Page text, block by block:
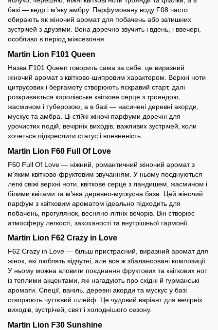
базі — кедр і м’яку амбру. Парфумовану воду F08 часто
обирають як жіночий аромат для побачень або затишних
зустрічей з друзями. Вона доречно звучить і вдень, і ввечері,
особливо в період міжсезоння.
Martin Lion F101 Queen
Назва F101 Queen говорить сама за себе: це виразний
жіночий аромат з квітково-шипровим характером. Верхні ноти
цитрусових і бергамоту створюють яскравий старт, далі
розкривається королівське квіткове серце з трояндою,
жасмином і туберозою, а в базі — насичені деревні акорди,
мускус та амбра. Ці стійкі жіночі парфуми доречні для
урочистих подій, вечірніх виходів, важливих зустрічей, коли
хочеться підкреслити статус і впевненість.
Martin Lion F60 Full Of Love
F60 Full Of Love — ніжний, романтичний жіночий аромат з
м’яким квітково-фруктовим звучанням. У ньому поєднуються
легкі свіжі верхні ноти, квіткове серце з ландишем, жасмином і
білими квітами та м’яка деревно-мускусна база. Цей жіночий
парфум з квітковим ароматом ідеально підходить для
побачень, прогулянок, весняно-літніх вечорів. Він створює
атмосферу легкості, закоханості та внутрішньої гармонії.
Martin Lion F62 Crazy in Love
F62 Crazy in Love — більш пристрасний, виразний аромат для
жінок, які люблять відчутні, але все ж збалансовані композиції.
У ньому можна вловити поєднання фруктових та квіткових нот
із теплими акцентами, які нагадують про східні й гурманські
аромати. Спеції, ваніль, деревні акорди та мускус у базі
створюють чуттєвий шлейф. Це чудовий варіант для вечірніх
виходів, зустрічей, свят і холоднішого сезону.
Martin Lion F30 Sunshine